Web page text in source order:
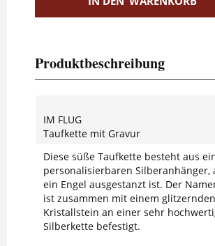
Produktbeschreibung
IM FLUG
Taufkette mit Gravur
Diese süße Taufkette besteht aus
personalisierbaren Silberanhänger,
ein Engel ausgestanzt ist. Der
ist zusammen mit einem glitzernden
Kristallstein an einer sehr
Silberkette befestigt.